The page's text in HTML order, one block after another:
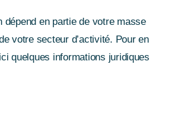
dépend en partie de votre masse
votre secteur d’activité. Pour en
quelques informations juridiques